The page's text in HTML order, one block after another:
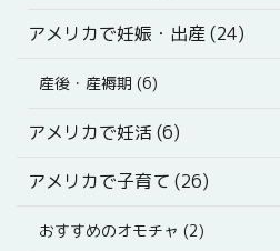
アメリカで妊娠・出産 (24)
産後・産褥期 (6)
アメリカで妊活 (6)
アメリカで子育て (26)
おすすめのオモチャ (2)